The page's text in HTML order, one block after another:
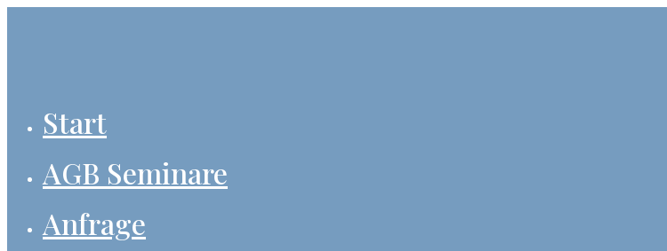
Start
AGB Seminare
Anfrage